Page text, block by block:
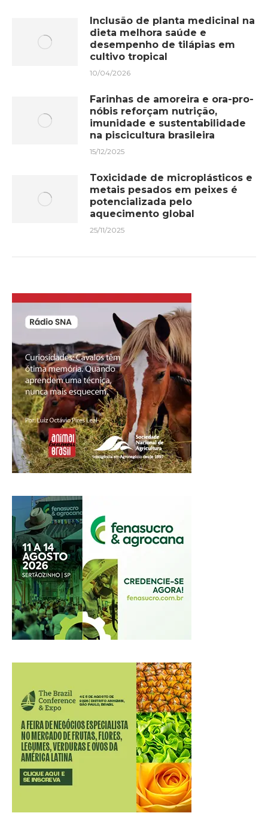
Inclusão de planta medicinal na
dieta melhora saúde e
desempenho de tilápias em
cultivo tropical
10/04/2026
Farinhas de amoreira e ora-pro-
nóbis reforçam nutrição,
imunidade e sustentabilidade
na piscicultura brasileira
15/12/2025
Toxicidade de microplásticos e
metais pesados em peixes é
potencializada pelo
aquecimento global
25/11/2025